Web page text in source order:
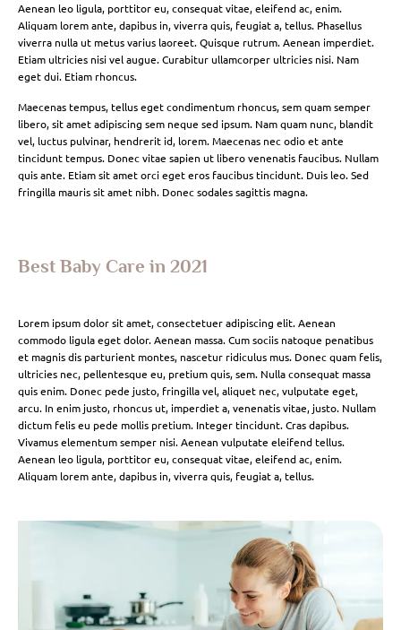
Aenean leo ligula, porttitor eu, consequat vitae, eleifend ac, enim.
Aliquam lorem ante, dapibus in, viverra quis, feugiat a, tellus. Phasellus
viverra nulla ut metus varius laoreet. Quisque rutrum. Aenean imperdiet.
Etiam ultricies nisi vel augue. Curabitur ullamcorper ultricies nisi. Nam
eget dui. Etiam rhoncus.
Maecenas tempus, tellus eget condimentum rhoncus, sem quam semper
libero, sit amet adipiscing sem neque sed ipsum. Nam quam nunc, blandit
vel, luctus pulvinar, hendrerit id, lorem. Maecenas nec odio et ante
tincidunt tempus. Donec vitae sapien ut libero venenatis faucibus. Nullam
quis ante. Etiam sit amet orci eget eros faucibus tincidunt. Duis leo. Sed
fringilla mauris sit amet nibh. Donec sodales sagittis magna.
Best Baby Care in 2021
Lorem ipsum dolor sit amet, consectetuer adipiscing elit. Aenean
commodo ligula eget dolor. Aenean massa. Cum sociis natoque penatibus
et magnis dis parturient montes, nascetur ridiculus mus. Donec quam felis,
ultricies nec, pellentesque eu, pretium quis, sem. Nulla consequat massa
quis enim. Donec pede justo, fringilla vel, aliquet nec, vulputate eget,
arcu. In enim justo, rhoncus ut, imperdiet a, venenatis vitae, justo. Nullam
dictum felis eu pede mollis pretium. Integer tincidunt. Cras dapibus.
Vivamus elementum semper nisi. Aenean vulputate eleifend tellus.
Aenean leo ligula, porttitor eu, consequat vitae, eleifend ac, enim.
Aliquam lorem ante, dapibus in, viverra quis, feugiat a, tellus.